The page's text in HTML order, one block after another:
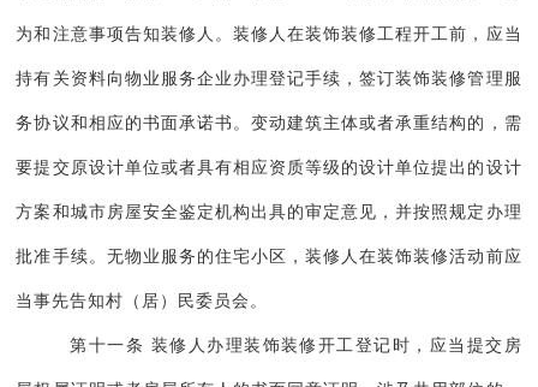
为和注意事项告知装修人。装修人在装饰装修工程开工前，应当
持有关资料向物业服务企业办理登记手续，签订装饰装修管理服
务协议和相应的书面承诺书。变动建筑主体或者承重结构的，需
要提交原设计单位或者具有相应资质等级的设计单位提出的设计
方案和城市房屋安全鉴定机构出具的审定意见，并按照规定办理
批准手续。无物业服务的住宅小区，装修人在装饰装修活动前应
当事先告知村（居）民委员会。
第十一条 装修人办理装饰装修开工登记时，应当提交房